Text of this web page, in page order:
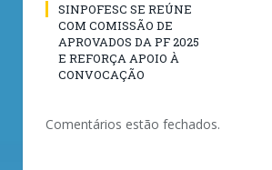
SINPOFESC SE REÚNE
COM COMISSÃO DE
APROVADOS DA PF 2025
E REFORÇA APOIO À
CONVOCAÇÃO
Comentários estão fechados.